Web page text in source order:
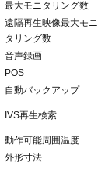
最大モニタリング数
遠隔再生映像最大モニ
タリング数
音声録画
POS
自動バックアップ
IVS再生検索
動作可能周囲温度
外形寸法